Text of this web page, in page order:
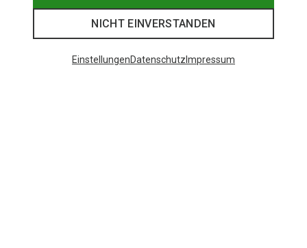
NICHT EINVERSTANDEN
EinstellungenDatenschutz Impressum